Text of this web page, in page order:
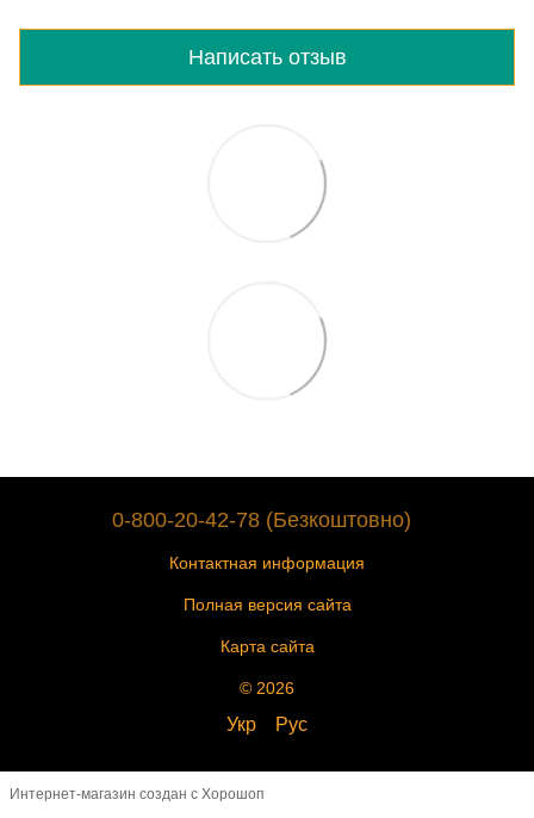
Написать отзыв
0-800-20-42-78 (Безкоштовно)
Контактная информация
Полная версия сайта
Карта сайта
© 2026
Укр Рус
Интернет-магазин создан с Хорошоп